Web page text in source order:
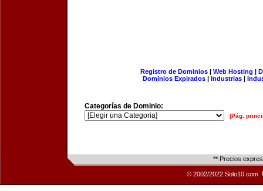
Registro de Dominios| Web Hosting |
Dominios Expirados | Industrias |
Categorías de Dominio:
[Pág.
** Precios
© 2002/2022 Solo10.com